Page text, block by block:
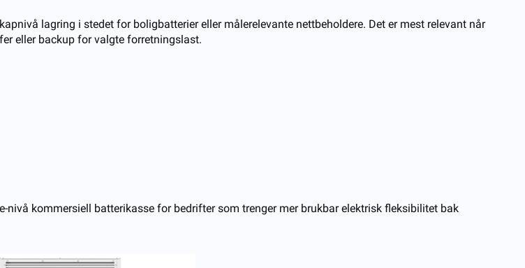
lagring i stedet for boligbatterier eller målerelevante nettbeholdere. Det er mest relevant når
eller backup for valgte forretningslast.
nivå kommersiell batterikasse for bedrifter som trenger mer brukbar elektrisk fleksibilitet bak